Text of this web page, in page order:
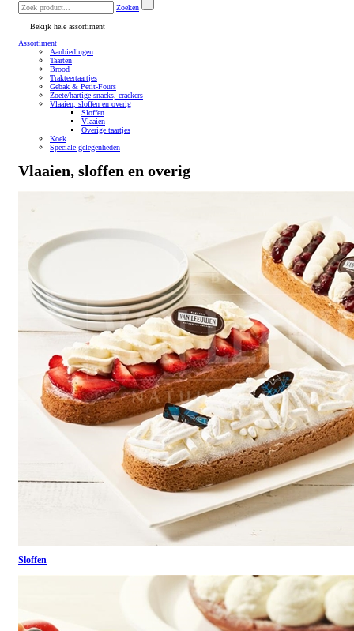
Zoeken
Bekijk hele assortiment
Assortiment
Aanbiedingen
Taarten
Brood
Trakteertaartjes
Gebak & Petit-Fours
Zoete/hartige snacks, crackers
Vlaaien, sloffen en overig
Sloffen
Vlaaien
Overige taartjes
Koek
Speciale gelegenheden
Vlaaien, sloffen en overig
Sloffen